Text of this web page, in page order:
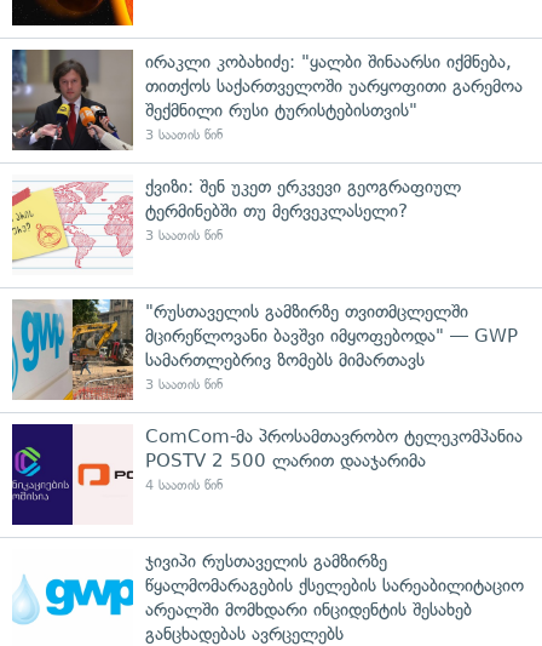
ირაკლი კობახიძე: "ყალბი შინაარსი იქმნება,
თითქოს საქართველოში უარყოფითი გარემოა
შექმნილი რუსი ტურისტებისთვის"
3 საათის წინ
ქვიზი: შენ უკეთ ერკვევი გეოგრაფიულ
ტერმინებში თუ მერვეკლასელი?
3 საათის წინ
"რუსთაველის გამზირზე თვითმცლელში
მცირეწლოვანი ბავშვი იმყოფებოდა" — GWP
სამართლებრივ ზომებს მიმართავს
3 საათის წინ
ComCom-მა პროსამთავრობო ტელეკომპანია
POSTV 2 500 ლარით დააჯარიმა
4 საათის წინ
ჯივიპი რუსთაველის გამზირზე
წყალმომარაგების ქსელების სარეაბილიტაციო
არეალში მომხდარი ინციდენტის შესახებ
განცხადებას ავრცელებს